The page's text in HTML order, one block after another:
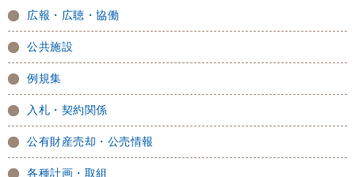
広報・広聴・協働
公共施設
例規集
入札・契約関係
公有財産売却・公売情報
各種計画・取組